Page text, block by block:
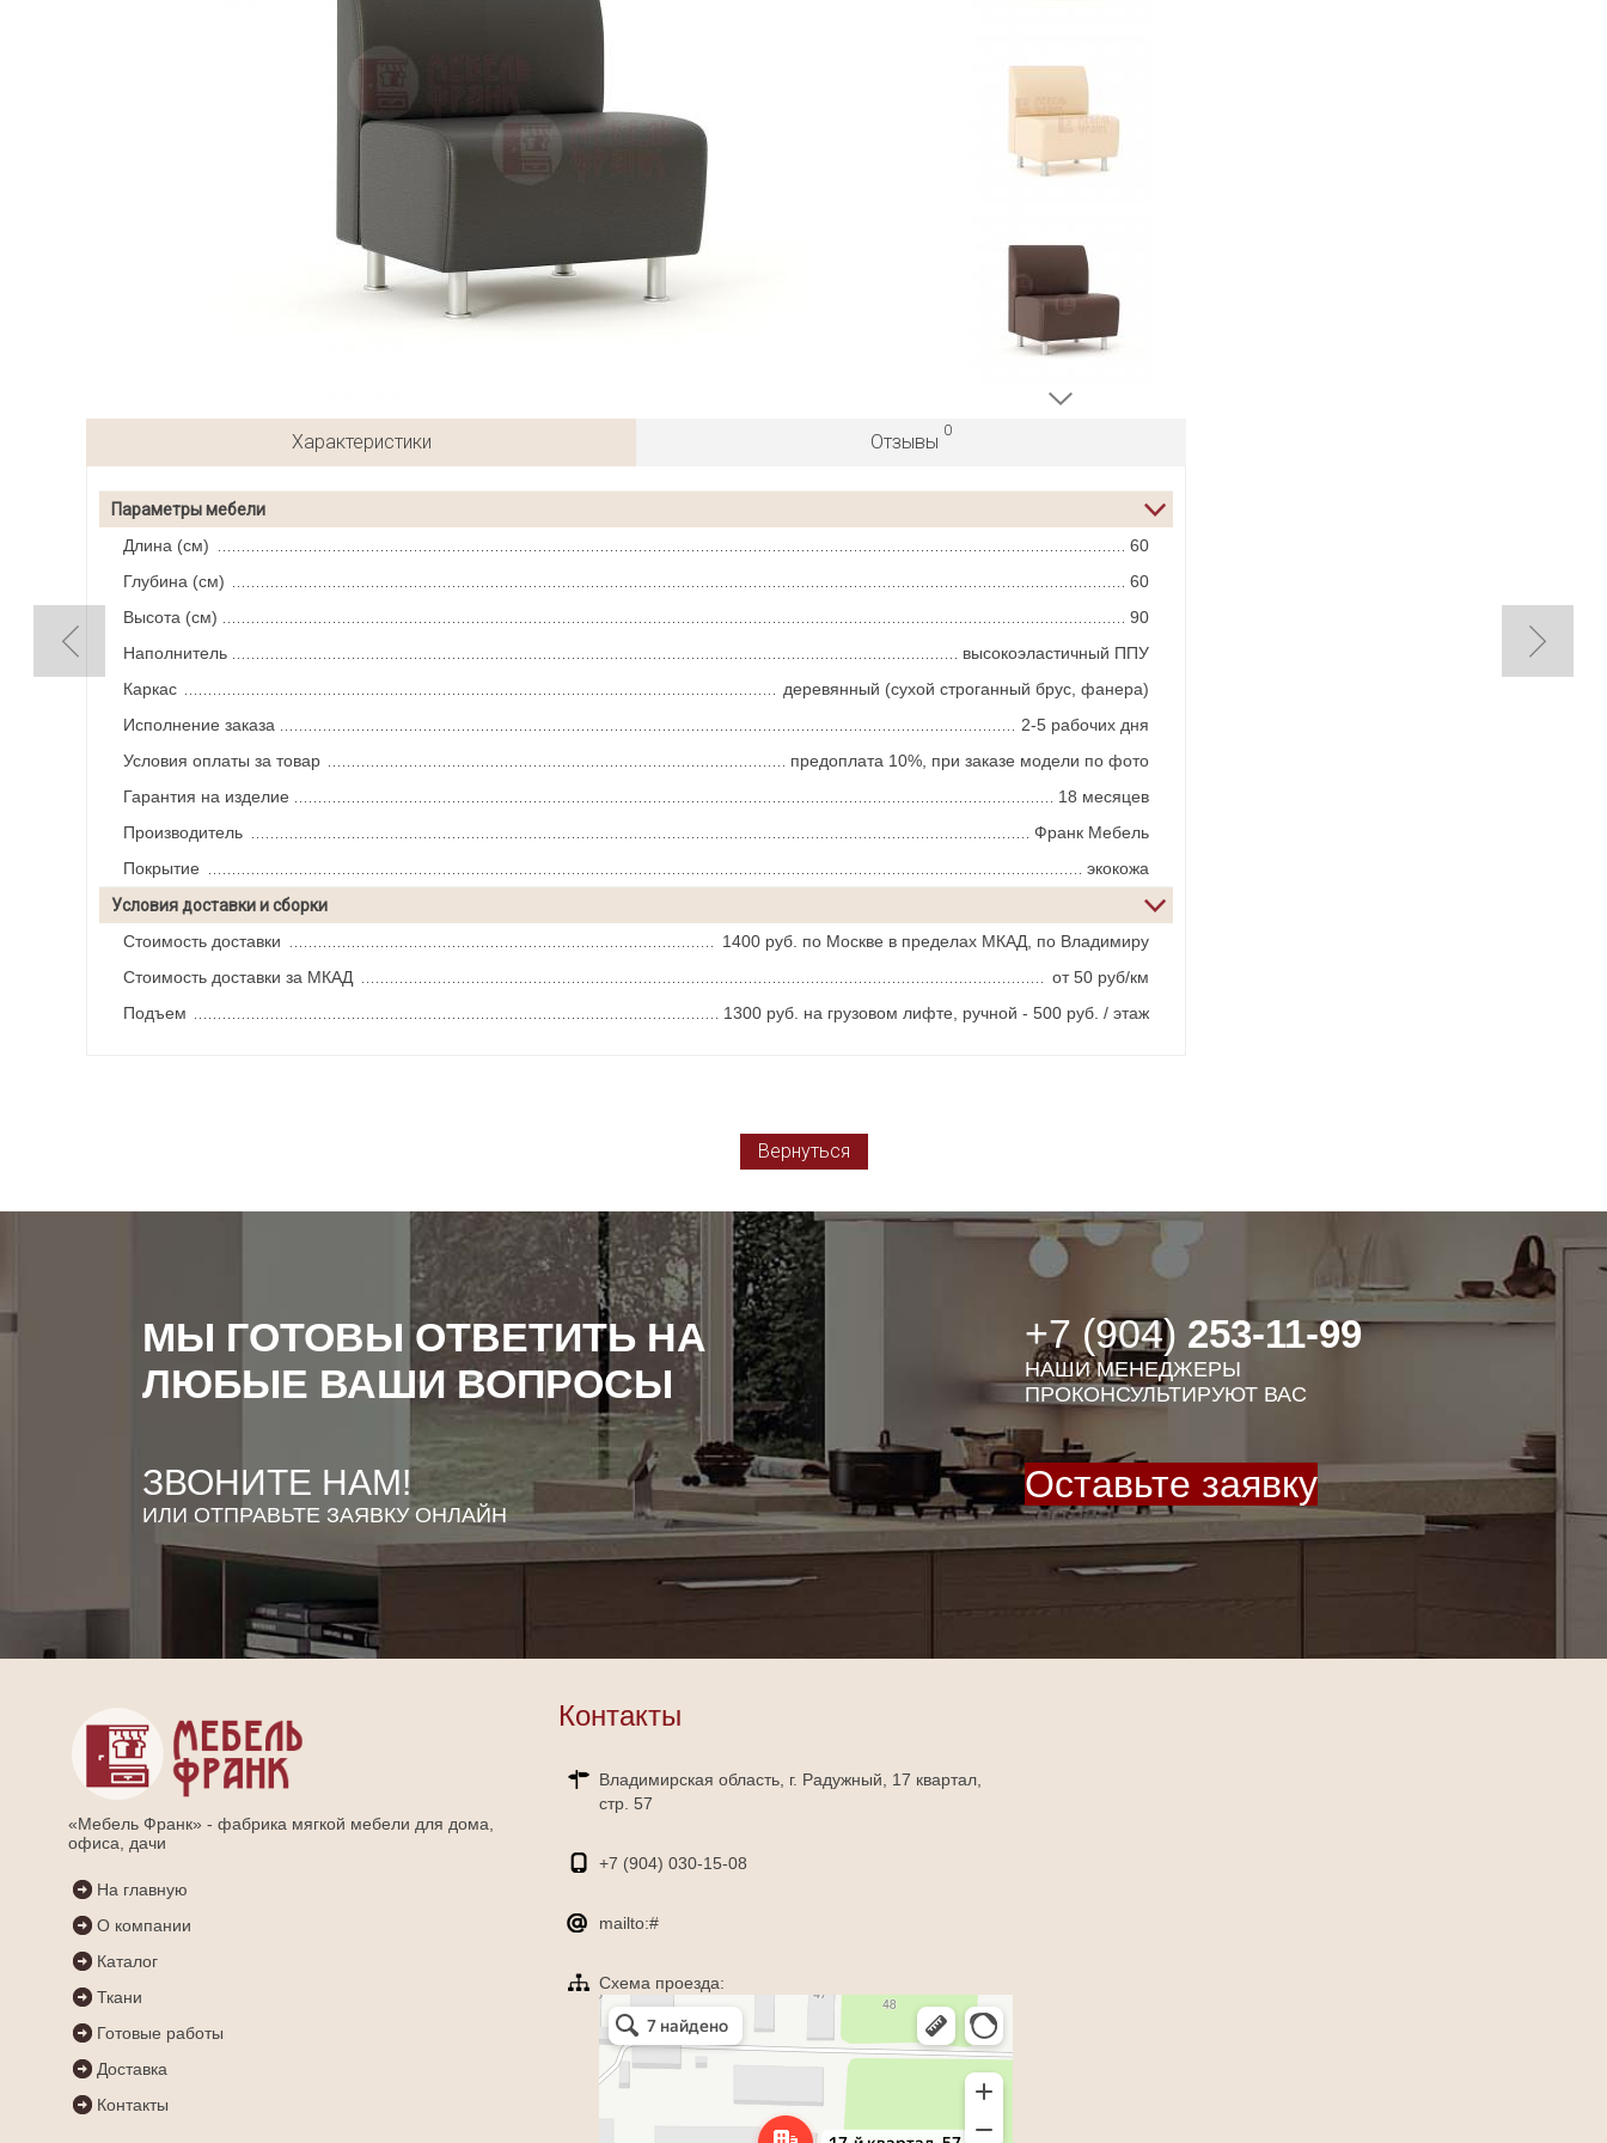
Характеристики Отзывы
0
Параметры мебели
Длина (см)
60
Глубина (см)
60
Высота (см)
90
Наполнитель
высокоэластичный ППУ
Каркас
деревянный (сухой строганный брус, фанера)
Исполнение заказа
2-5 рабочих дня
Условия оплаты за товар
предоплата 10%, при заказе модели по фото
Гарантия на изделие
18 месяцев
Производитель
Франк Мебель
Покрытие
экокожа
Условия доставки и сборки
Стоимость доставки
1400 руб. по Москве в пределах МКАД, по Владимиру
Стоимость доставки за МКАД
от 50 руб/км
Подъем
1300 руб. на грузовом лифте, ручной - 500 руб. / этаж
Вернуться
МЫ ГОТОВЫ ОТВЕТИТЬ НА
ЛЮБЫЕ ВАШИ ВОПРОСЫ
ЗВОНИТЕ НАМ!
ИЛИ ОТПРАВЬТЕ ЗАЯВКУ ОНЛАЙН
+7 (904) 253-11-99
НАШИ МЕНЕДЖЕРЫ
ПРОКОНСУЛЬТИРУЮТ ВАС
Оставьте заявку
«Мебель Франк» - фабрика мягкой мебели для дома,
офиса, дачи
На главную
О компании
Каталог
Ткани
Готовые работы
Доставка
Контакты
Контакты
Владимирская область, г. Радужный, 17 квартал,
стр. 57
+7 (904) 030-15-08
mailto:#
Схема проезда:
Яндекс Карты
Радужный — Яндекс Карты